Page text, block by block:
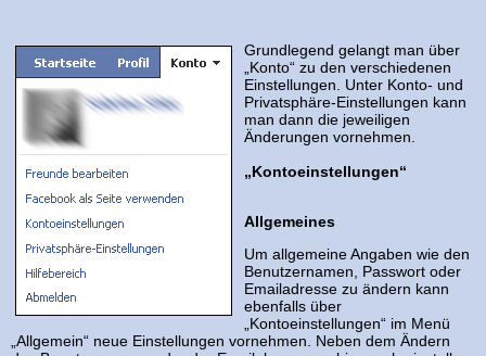
Grundlegend gelangt man über
„Konto“ zu den verschiedenen
Einstellungen. Unter Konto- und
Privatsphäre-Einstellungen kann
man dann die jeweiligen
Änderungen vornehmen.
„Kontoeinstellungen“
Allgemeines
Um allgemeine Angaben wie den
Benutzernamen, Passwort oder
Emailadresse zu ändern kann
ebenfalls über
„Kontoeinstellungen“ im Menü
„Allgemein“ neue Einstellungen vornehmen. Neben dem Ändern